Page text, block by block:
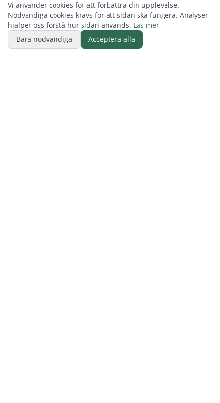
Vi använder cookies för att förbättra din upplevelse.
Nödvändiga cookies krävs för att sidan ska fungera. Analyser
hjälper oss förstå hur sidan används. Läs mer
Bara nödvändiga
Acceptera alla